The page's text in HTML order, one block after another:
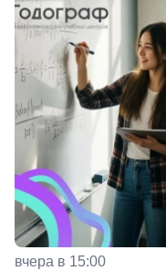
вчера в 15:00